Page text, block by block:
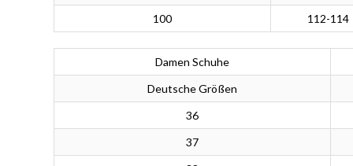
100
112-114
Damen Schuhe
Deutsche Größen
36
37